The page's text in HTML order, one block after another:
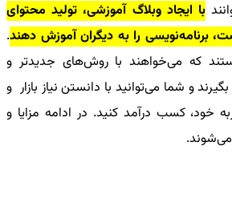
با ایجاد وبلاگ آموزشی، تولید محتوای
برنامه‌نویسی را به دیگران آموزش دهند.
که می‌خواهند با روش‌های جدیدتر و
و شما می‌توانید با دانستن نیاز بازار و
خود، کسب درآمد کنید. در ادامه مزایا و